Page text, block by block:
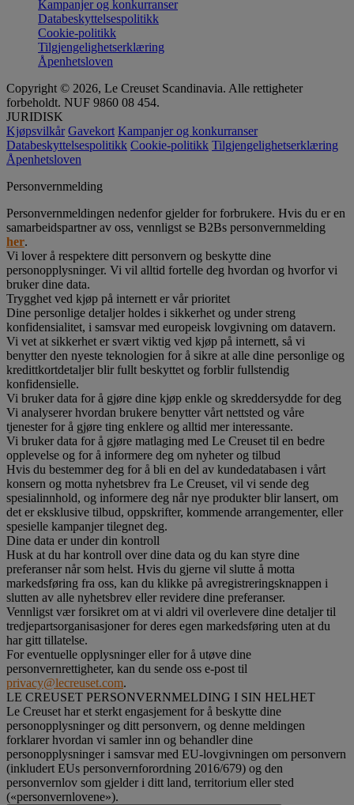
Kampanjer og konkurranser
Databeskyttelsespolitikk
Cookie-politikk
Tilgjengelighetserklæring
Åpenhetsloven
Copyright © 2026, Le Creuset Scandinavia. Alle rettigheter
forbeholdt. NUF 9860 08 454.
JURIDISK
Kjøpsvilkår Gavekort Kampanjer og konkurranser
Databeskyttelsespolitikk Cookie-politikk Tilgjengelighetserklæring
Åpenhetsloven
Personvernmelding
Personvernmeldingen nedenfor gjelder for forbrukere. Hvis du er en
samarbeidspartner av oss, vennligst se B2Bs personvernmelding
her.
Vi lover å respektere ditt personvern og beskytte dine
personopplysninger. Vi vil alltid fortelle deg hvordan og hvorfor vi
bruker dine data.
Trygghet ved kjøp på internett er vår prioritet
Dine personlige detaljer holdes i sikkerhet og under streng
konfidensialitet, i samsvar med europeisk lovgivning om datavern.
Vi vet at sikkerhet er svært viktig ved kjøp på internett, så vi
benytter den nyeste teknologien for å sikre at alle dine personlige og
kredittkortdetaljer blir fullt beskyttet og forblir fullstendig
konfidensielle.
Vi bruker data for å gjøre dine kjøp enkle og skreddersydde for deg
Vi analyserer hvordan brukere benytter vårt nettsted og våre
tjenester for å gjøre ting enklere og alltid mer interessante.
Vi bruker data for å gjøre matlaging med Le Creuset til en bedre
opplevelse og for å informere deg om nyheter og tilbud
Hvis du bestemmer deg for å bli en del av kundedatabasen i vårt
konsern og motta nyhetsbrev fra Le Creuset, vil vi sende deg
spesialinnhold, og informere deg når nye produkter blir lansert, om
det er eksklusive tilbud, oppskrifter, kommende arrangementer, eller
spesielle kampanjer tilegnet deg.
Dine data er under din kontroll
Husk at du har kontroll over dine data og du kan styre dine
preferanser når som helst. Hvis du gjerne vil slutte å motta
markedsføring fra oss, kan du klikke på avregistreringsknappen i
slutten av alle nyhetsbrev eller revidere dine preferanser.
Vennligst vær forsikret om at vi aldri vil overlevere dine detaljer til
tredjepartsorganisasjoner for deres egen markedsføring uten at du
har gitt tillatelse.
For eventuelle opplysninger eller for å utøve dine
personvernrettigheter, kan du sende oss e-post til
privacy@lecreuset.com.
LE CREUSET PERSONVERNMELDING I SIN HELHET
Le Creuset har et sterkt engasjement for å beskytte dine
personopplysninger og ditt personvern, og denne meldingen
forklarer hvordan vi samler inn og behandler dine
personopplysninger i samsvar med EU-lovgivningen om personvern
(inkludert EUs personvernforordning 2016/679) og den
personvernlov som gjelder i ditt land, territorium eller sted
(«personvernlovene»).